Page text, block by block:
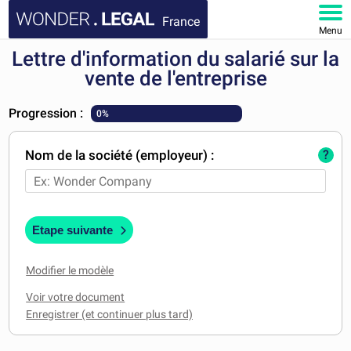
France
Menu
ACCUEIL
MON COMPTE
Lettre d'information du salarié sur la
vente de l'entreprise
Progression : 0%
Nom de la société (employeur) : ?
Etape suivante
Modifier le modèle
Voir votre document